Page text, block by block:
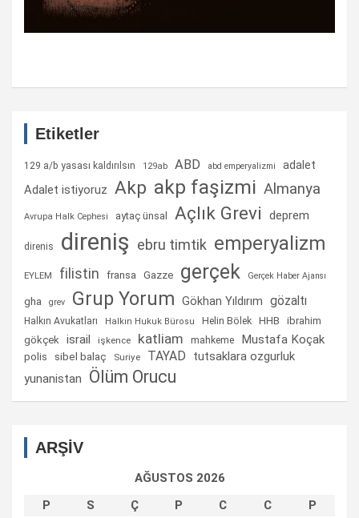
Etiketler
129 a/b yasası kaldırılsın 129ab ABD abd emperyalizmi adalet
Adalet istiyoruz Akp akp faşizmi Almanya
Avrupa Halk Cephesi aytaç ünsal Açlık Grevi deprem
direnis direniş ebru timtik emperyalizm
EYLEM filistin fransa Gazze gerçek Gerçek Haber Ajansı
gha grev Grup Yorum Gökhan Yıldırım gözaltı
Halkın Avukatları Halkın Hukuk Bürosu Helin Bölek HHB
ibrahim
gökçek
israil işkence katliam mahkeme Mustafa Koçak
polis sibel balaç Suriye TAYAD
tutsaklara ozgurluk
yunanistan
Ölüm Orucu
ARŞİV
AĞUSTOS 2026
P
S Ç P C C
P